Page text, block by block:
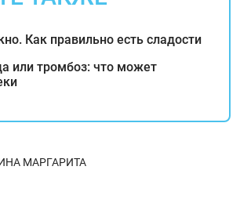
Как правильно есть сладости
или тромбоз: что может
МАРГАРИТА